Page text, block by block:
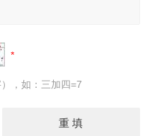
，如：三加四=7